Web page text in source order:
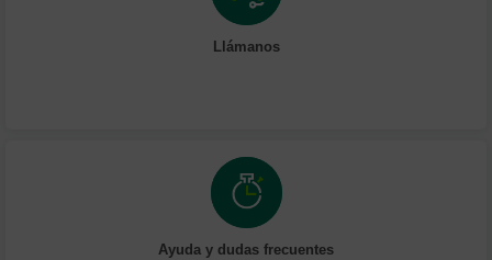
Llámanos
Ayuda y dudas frecuentes